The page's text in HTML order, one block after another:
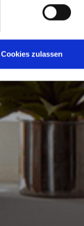
Cookies zulassen